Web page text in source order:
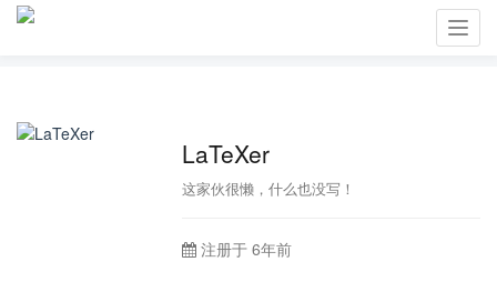
LaTeXer
这家伙很懒，什么也没写！
注册于 6年前